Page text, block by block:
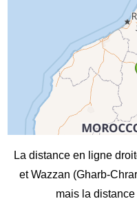
La distance en ligne
et Wazzan (Gharb-
mais la